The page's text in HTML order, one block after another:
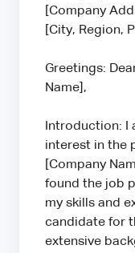
[Company
[City, Region,
Greetings:
Name],
Introduction: I
interest in the
[Company
found the job
my skills and
candidate for
extensive